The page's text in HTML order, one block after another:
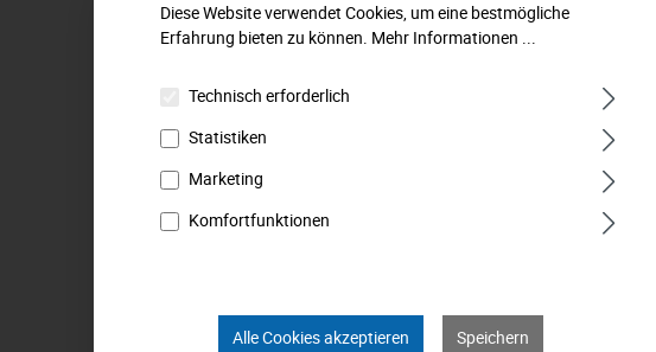
Adapter für Bohrmaschine, M 12,5 mm (1/2")
x M 6,3 mm (1/4"), MATADOR Art.-Code:
Diese Website verwendet Cookies, um eine bestmögliche
Erfahrung bieten zu können. Mehr Informationen ...
Technisch erforderlich
Statistiken
Marketing
Komfortfunktionen
Alle Cookies akzeptieren Speichern